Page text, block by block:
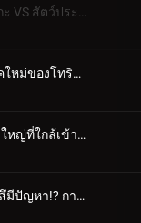
ตอนที่ 125 เทคนิคใหม่ของโทริโกะ 'ปืนตะปู'!!
ตอนที่ 126 ปัญหาใหญ่ที่ใกล้เข้ามา!? Cooking Fest เปิดแล้ว!!
ตอนที่ 127 โคมัตสึมีปัญหา!? การทำอาหารไตรกีฬา!